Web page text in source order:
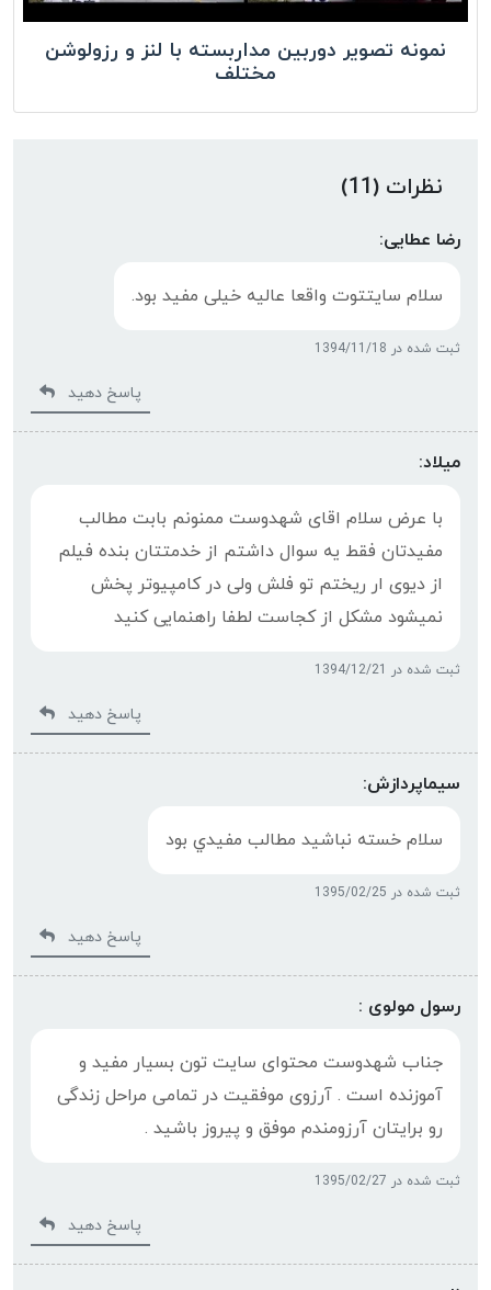
نمونه تصویر دوربین مداربسته با لنز و رزولوشن
مختلف
نظرات (11)
رضا عطایی:
سلام سایتتوت واقعا عالیه خیلی مفید بود.
ثبت شده در 1394/11/18
پاسخ دهید
میلاد:
با عرض سلام اقای شهدوست ممنونم بابت مطالب
مفیدتان فقط یه سوال داشتم از خدمتتان بنده فیلم
از دیوی ار ریختم تو فلش ولی در کامپیوتر پخش
نمیشود مشکل از کجاست لطفا راهنمایی کنید
ثبت شده در 1394/12/21
پاسخ دهید
سيماپردازش:
سلام خسته نباشيد مطالب مفيدي بود
ثبت شده در 1395/02/25
پاسخ دهید
رسول مولوی :
جناب شهدوست محتوای سایت تون بسیار مفید و
آموزنده است . آرزوی موفقیت در تمامی مراحل زندگی
رو برایتان آرزومندم موفق و پیروز باشید .
ثبت شده در 1395/02/27
پاسخ دهید